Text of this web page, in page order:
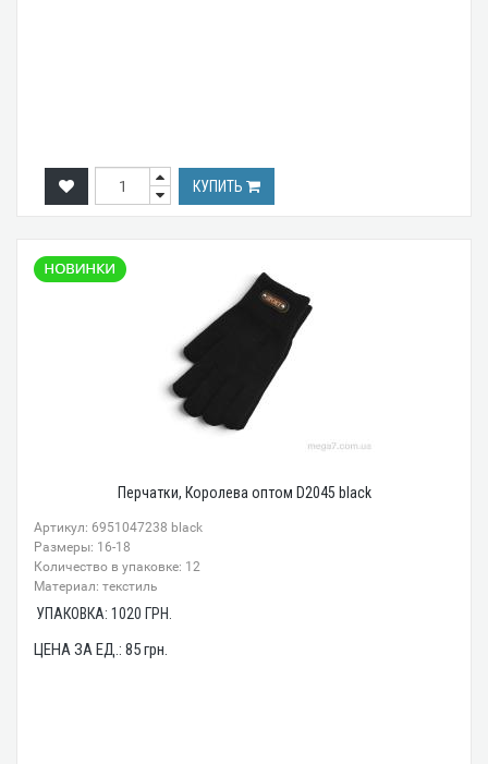
КУПИТЬ
Перчатки, Королева оптом D2045 black
Артикул: 6951047238 black
Размеры: 16-18
Количество в упаковке: 12
Материал: текстиль
УПАКОВКА: 1020 ГРН.
ЦЕНА ЗА ЕД.: 85грн.